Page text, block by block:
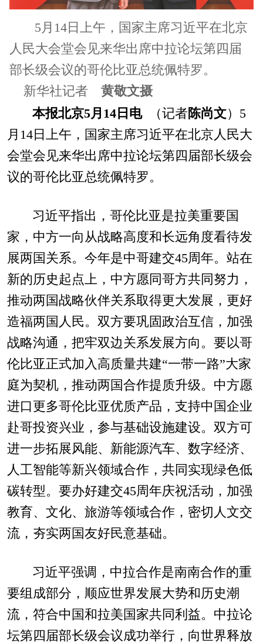
5月14日上午，国家主席习近平在北京
人民大会堂会见来华出席中拉论坛第四届
部长级会议的哥伦比亚总统佩特罗。
新华社记者 黄敬文摄
本报北京5月14日电（记者陈尚文）5
月14日上午，国家主席习近平在北京人民大
会堂会见来华出席中拉论坛第四届部长级会
议的哥伦比亚总统佩特罗。
习近平指出，哥伦比亚是拉美重要国
家，中方一向从战略高度和长远角度看待发
展两国关系。今年是中哥建交45周年。站在
新的历史起点上，中方愿同哥方共同努力，
推动两国战略伙伴关系取得更大发展，更好
造福两国人民。双方要巩固政治互信，加强
战略沟通，把牢双边关系发展方向。要以哥
伦比亚正式加入高质量共建“一带一路”大家
庭为契机，推动两国合作提质升级。中方愿
进口更多哥伦比亚优质产品，支持中国企业
赴哥投资兴业，参与基础设施建设。双方可
进一步拓展风能、新能源汽车、数字经济、
人工智能等新兴领域合作，共同实现绿色低
碳转型。要办好建交45周年庆祝活动，加强
教育、文化、旅游等领域合作，密切人文交
流，夯实两国友好民意基础。
习近平强调，中拉合作是南南合作的重
要组成部分，顺应世界发展大势和历史潮
流，符合中国和拉美国家共同利益。中拉论
坛第四届部长级会议成功举行，向世界释放